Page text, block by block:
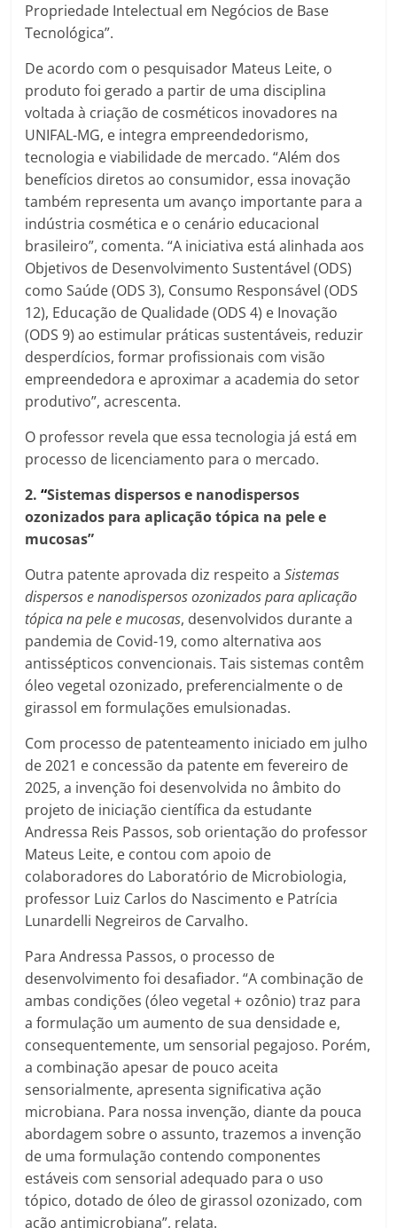
Propriedade Intelectual em Negócios de Base
Tecnológica”.
De acordo com o pesquisador Mateus Leite, o
produto foi gerado a partir de uma disciplina
voltada à criação de cosméticos inovadores na
UNIFAL-MG, e integra empreendedorismo,
tecnologia e viabilidade de mercado. “Além dos
benefícios diretos ao consumidor, essa inovação
também representa um avanço importante para a
indústria cosmética e o cenário educacional
brasileiro”, comenta. “A iniciativa está alinhada aos
Objetivos de Desenvolvimento Sustentável (ODS)
como Saúde (ODS 3), Consumo Responsável (ODS
12), Educação de Qualidade (ODS 4) e Inovação
(ODS 9) ao estimular práticas sustentáveis, reduzir
desperdícios, formar profissionais com visão
empreendedora e aproximar a academia do setor
produtivo”, acrescenta.
O professor revela que essa tecnologia já está em
processo de licenciamento para o mercado.
2.“Sistemas dispersos e nanodispersos
ozonizados para aplicação tópica na pele e
mucosas”
Outra patente aprovada diz respeito aSistemas
dispersos e nanodispersos ozonizados para aplicação
tópica na pele e mucosas, desenvolvidos durante a
pandemia de Covid-19, como alternativa aos
antissépticos convencionais. Tais sistemas contêm
óleo vegetal ozonizado, preferencialmente o de
girassol em formulações emulsionadas.
Com processo de patenteamento iniciado em julho
de 2021 e concessão da patente em fevereiro de
2025, a invenção foi desenvolvida no âmbito do
projeto de iniciação científica da estudante
Andressa Reis Passos, sob orientação do professor
Mateus Leite, e contou com apoio de
colaboradores do Laboratório de Microbiologia,
professor Luiz Carlos do Nascimento e Patrícia
Lunardelli Negreiros de Carvalho.
Para Andressa Passos, o processo de
desenvolvimento foi desafiador. “A combinação de
ambas condições (óleo vegetal + ozônio) traz para
a formulação um aumento de sua densidade e,
consequentemente, um sensorial pegajoso. Porém,
a combinação apesar de pouco aceita
sensorialmente, apresenta significativa ação
microbiana. Para nossa invenção, diante da pouca
abordagem sobre o assunto, trazemos a invenção
de uma formulação contendo componentes
estáveis com sensorial adequado para o uso
tópico, dotado de óleo de girassol ozonizado, com
ação antimicrobiana”, relata.